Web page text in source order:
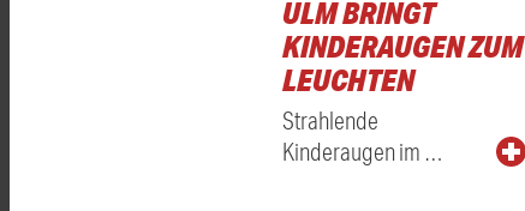
ULM BRINGT
KINDERAUGEN ZUM
LEUCHTEN
Strahlende
Kinderaugen im …